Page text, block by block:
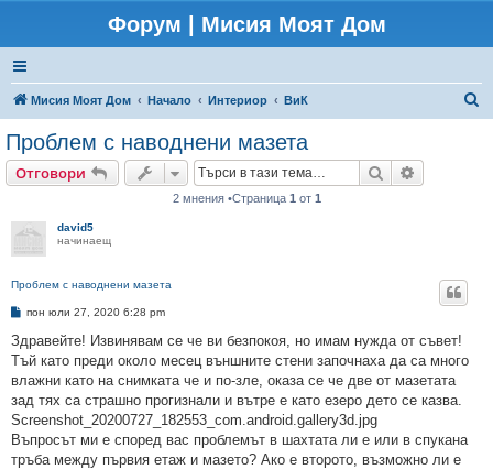
Форум | Мисия Моят Дом
Мисия Моят Дом Начало Интериор ВиК
Проблем с наводнени мазета
Отговори Търсене
2 мнения •Страница 1 от 1
david5
начинаещ
Проблем с наводнени мазета
М
е
н
и
е
пон юли 27, 2020 6:28 pm
Здравейте! Извинявам се че ви безпокоя, но имам нужда от съвет!
Тъй като преди около месец външните стени започнаха да са много
влажни като на снимката че и по-зле, оказа се че две от мазетата
зад тях са страшно прогизнали и вътре е като езеро дето се казва.
Screenshot_20200727_182553_com.android.gallery3d.jpg
Въпросът ми е според вас проблемът в шахтата ли е или в спукана
тръба между първия етаж и мазето? Ако е второто, възможно ли е